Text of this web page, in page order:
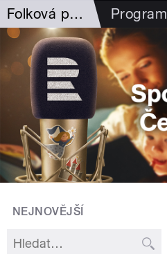
Folková pohlazení Program
NEJNOVĚJŠÍ